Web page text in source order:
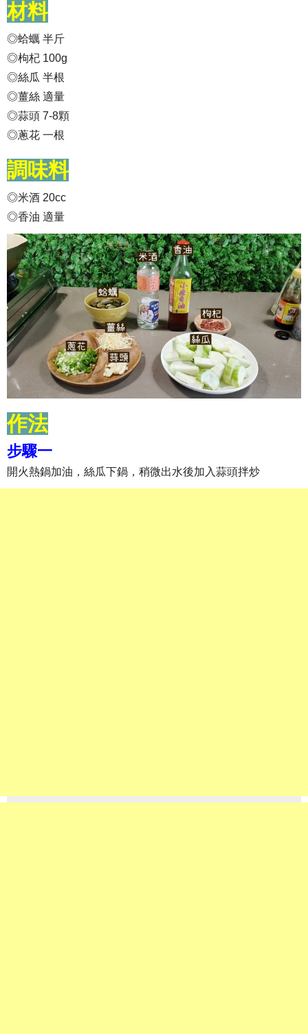
材料
◎蛤蠣 半斤
◎枸杞 100g
◎絲瓜 半根
◎薑絲 適量
◎蒜頭 7-8顆
◎蔥花 一根
調味料
◎米酒 20cc
◎香油 適量
作法
步驟一
開火熱鍋加油，絲瓜下鍋，稍微出水後加入蒜頭拌炒